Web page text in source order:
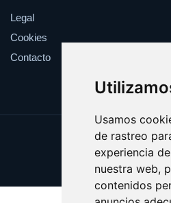
Usamos
de rastreo
experiencia
nuestra web,
contenidos
Legal
Cookies
Contacto
Update cookies
Copyright © 2025